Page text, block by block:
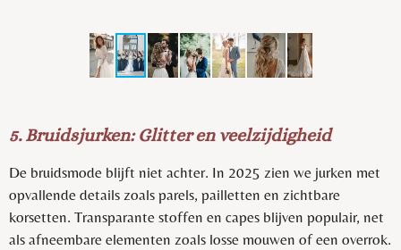
5. Bruidsjurken: Glitter en veelzijdigheid
De bruidsmode blijft niet achter. In 2025 zien we jurken met
opvallende details zoals parels, pailletten en zichtbare
korsetten. Transparante stoffen en capes blijven populair, net
als afneembare elementen zoals losse mouwen of een overrok.